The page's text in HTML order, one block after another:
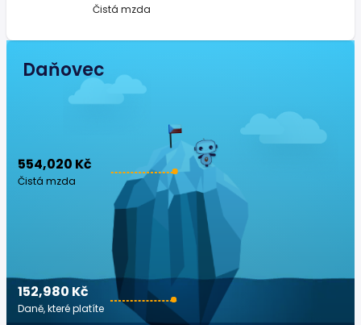
Čistá mzda
Daňovec
554,020 Kč
Čistá mzda
152,980 Kč
Daně, které platíte